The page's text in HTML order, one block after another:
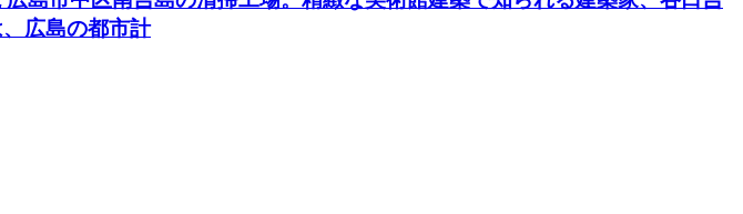
広島の都市計